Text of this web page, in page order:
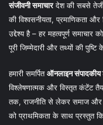
संजीवनी समाचारदेश की सबसे तेजी
की विश्वसनीयता, प्रमाणिकता और
उद्देश्य है – हर महत्वपूर्ण
पूरी जिम्मेदारी और तथ्यों की पुष्टि
हमारी समर्पितऑनलाइन संपादकीय
विश्लेषणात्मक और विस्तृत कंटेंट
तक, राजनीति से लेकर समाज
को प्राथमिकता के साथ प्रस्तुत